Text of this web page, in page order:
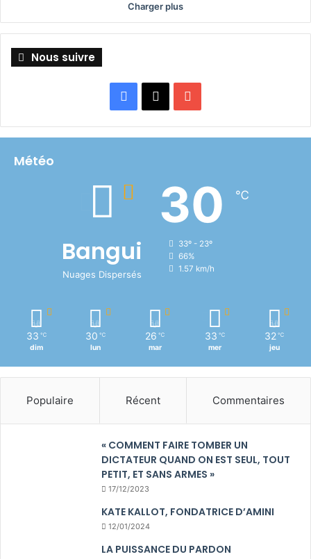
Charger plus
Nous suivre
Facebook
X
Météo
Bangui
Nuages Dispersés
30 ℃
33º - 23º
66%
1.57 km/h
33 ℃
dim
30 ℃
lun
26 ℃
mar
33 ℃
mer
32 ℃
jeu
Populaire Récent Commentaires
« COMMENT FAIRE TOMBER UN
DICTATEUR QUAND ON EST SEUL, TOUT
PETIT, ET SANS ARMES »
17/12/2023
KATE KALLOT, FONDATRICE D’AMINI
12/01/2024
LA PUISSANCE DU PARDON